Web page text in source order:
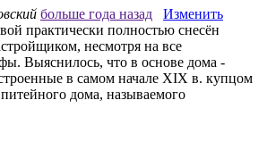
больше года назад
Изменить
практически полностью снесён
несмотря на все
Выяснилось, что в основе дома -
в самом начале XIX в. купцом
дома, называемого